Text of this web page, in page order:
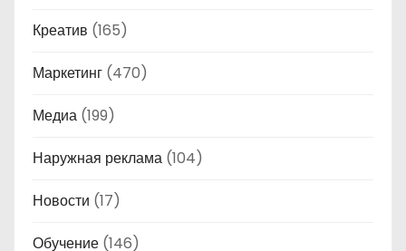
Креатив (165)
Маркетинг (470)
Медиа (199)
Наружная реклама (104)
Новости (17)
Обучение (146)